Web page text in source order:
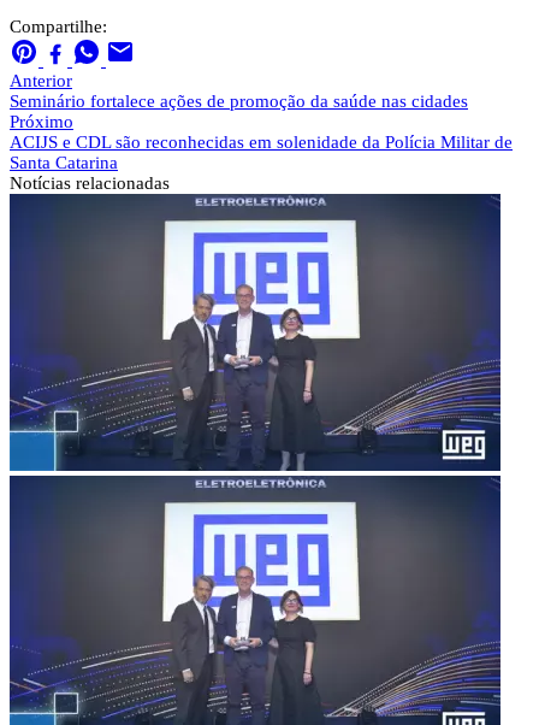
Compartilhe:
Anterior
Seminário fortalece ações de promoção da saúde nas cidades
Próximo
ACIJS e CDL são reconhecidas em solenidade da Polícia Militar de
Santa Catarina
Notícias relacionadas